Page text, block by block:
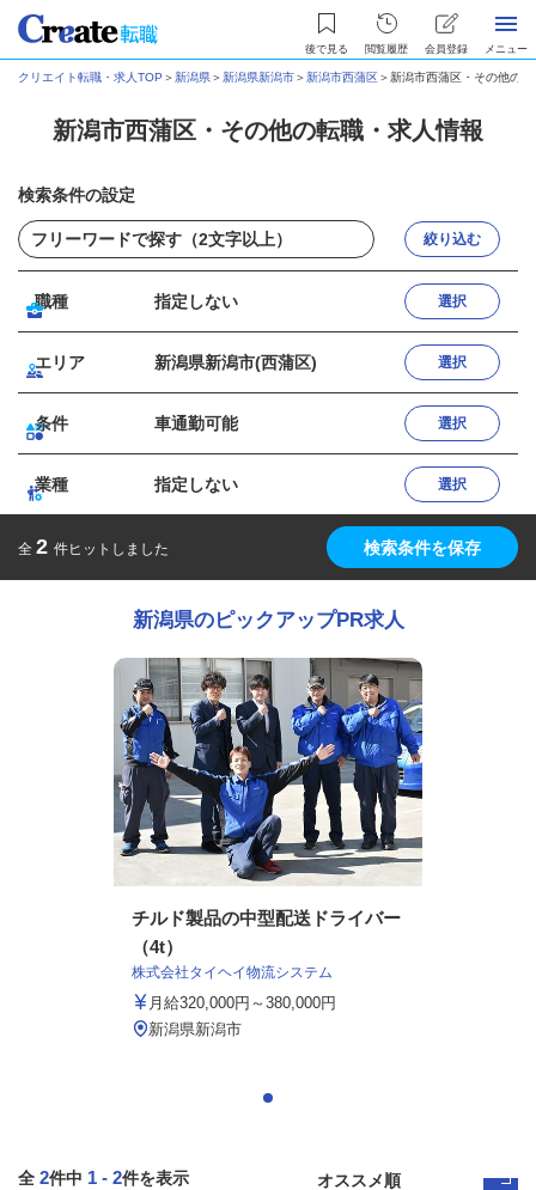
後で見る 閲覧履歴 会員登録 メニュー
クリエイト転職・求人TOP ＞新潟県＞新潟県新潟市＞新潟市西蒲区＞新潟市西蒲区・その他の
新潟市西蒲区・その他の転職・求人情報
検索条件の設定
絞り込む
職種 指定しない 選択
エリア 新潟県新潟市(西蒲区) 選択
条件 車通勤可能 選択
業種 指定しない 選択
全 2 件ヒットしました 検索条件を保存
新潟県のピックアップPR求人
チルド製品の中型配送ドライバー
（4t）
株式会社タイヘイ物流システム
月給320,000円～380,000円
新潟県新潟市
全 2件中 1 - 2件を表示